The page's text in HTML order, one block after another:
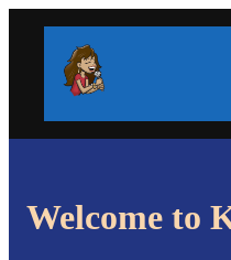
Welcome to